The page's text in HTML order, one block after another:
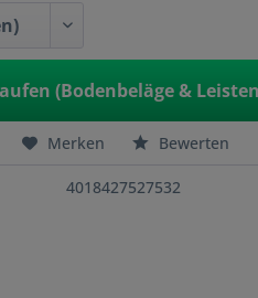
(Bodenbeläge &
Merken Bewerten
4018427527532